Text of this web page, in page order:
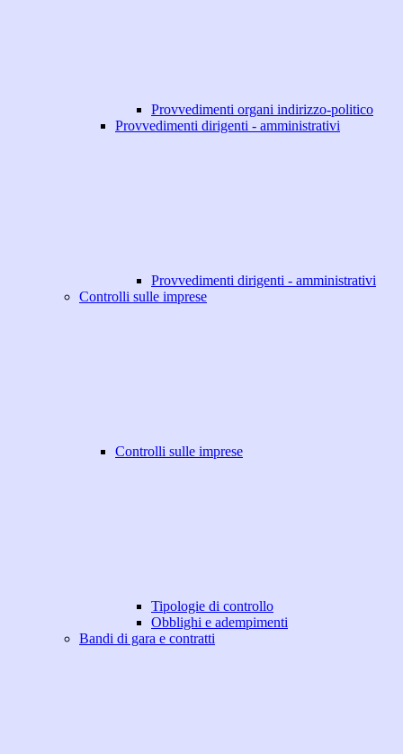
Provvedimenti organi indirizzo-politico
Provvedimenti dirigenti - amministrativi
Provvedimenti dirigenti - amministrativi
Controlli sulle imprese
Controlli sulle imprese
Tipologie di controllo
Obblighi e adempimenti
Bandi di gara e contratti